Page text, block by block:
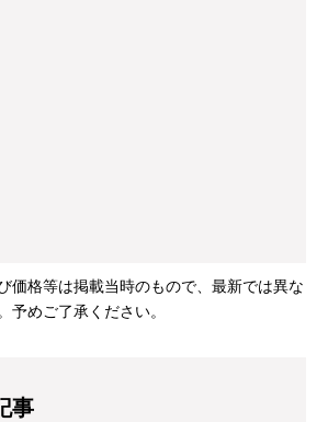
価格等は掲載当時のもので、最新では異な
予めご了承ください。
事